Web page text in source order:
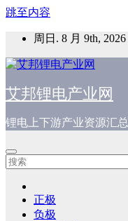
跳至内容
周日. 8 月 9th, 2026
艾邦锂电产业网
锂电上下游产业资源汇总
正极
负极